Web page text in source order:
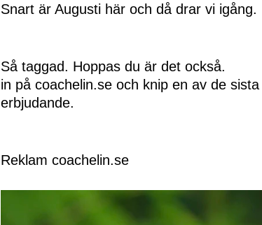
Snart är Augusti här och då drar vi igång.
Så taggad. Hoppas du är det också.
in på coachelin.se och knip en av de
erbjudande.
Reklam coachelin.se